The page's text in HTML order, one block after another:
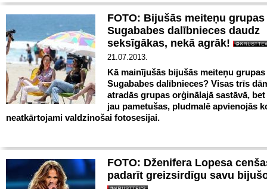
FOTO: Bijušās meiteņu grupas
Sugababes dalībnieces daudz
seksīgākas, nekā agrāk!
21.07.2013.
Kā mainījušās bijušās meiteņu grupas
Sugababes dalībnieces? Visas trīs
atradās grupas orģinālajā sastāvā,
jau pametušas, pludmalē apvienojās
neatkārtojami valdzinošai fotosesijai.
FOTO: Dženifera Lopesa
padarīt greizsirdīgu savu